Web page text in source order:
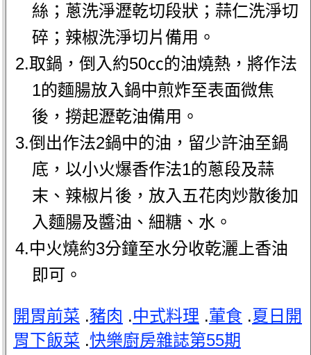
絲；蔥洗淨瀝乾切段狀；蒜仁洗淨切
碎；辣椒洗淨切片備用。
2.取鍋，倒入約50㏄的油燒熱，將作法
1的麵腸放入鍋中煎炸至表面微焦
後，撈起瀝乾油備用。
3.倒出作法2鍋中的油，留少許油至鍋
底，以小火爆香作法1的蔥段及蒜
末、辣椒片後，放入五花肉炒散後加
入麵腸及醬油、細糖、水。
4.中火燒約3分鐘至水分收乾灑上香油
即可。
開胃前菜 .豬肉 .中式料理 .葷食 .夏日開
胃下飯菜 .快樂廚房雜誌第55期